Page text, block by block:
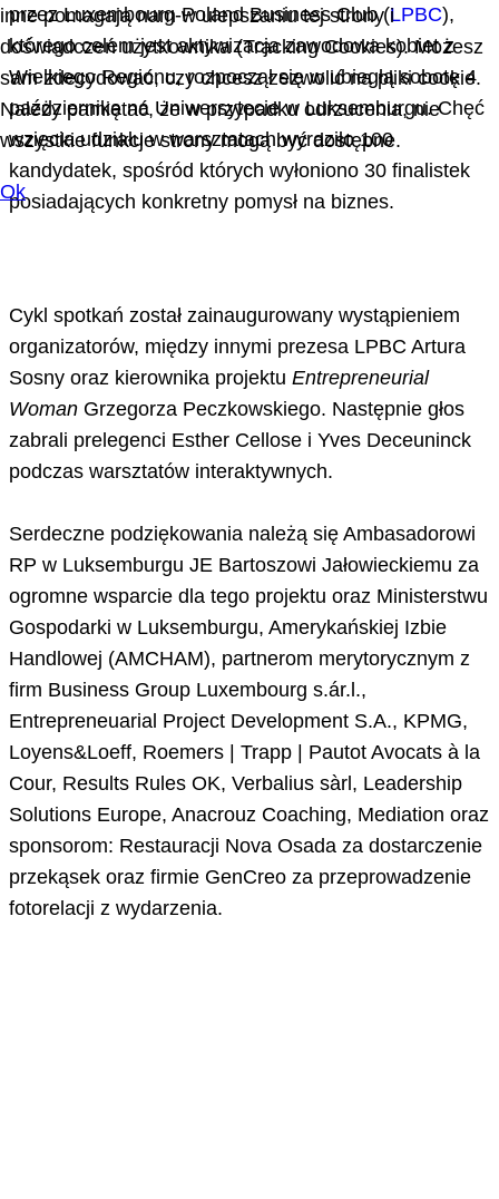
przez Luxembourg-Poland Business Club (LPBC),
którego celem jest aktywizacja zawodowa kobiet z
Wielkiego Regionu, rozpoczął się w ubiegłą sobotę 4
października na Uniwersytecie w Luksemburgu. Chęć
wzięcia udziału w warsztatach wyraziło 100
kandydatek, spośród których wyłoniono 30 finalistek
posiadających konkretny pomysł na biznes.
Cykl spotkań został zainaugurowany wystąpieniem
organizatorów, między innymi prezesa LPBC Artura
Sosny oraz kierownika projektu Entrepreneurial
Woman Grzegorza Peczkowskiego. Następnie głos
zabrali prelegenci Esther Cellose i Yves Deceuninck
podczas warsztatów interaktywnych.
Serdeczne podziękowania należą się Ambasadorowi
RP w Luksemburgu JE Bartoszowi Jałowieckiemu za
ogromne wsparcie dla tego projektu oraz Ministerstwu
Gospodarki w Luksemburgu, Amerykańskiej Izbie
Handlowej (AMCHAM), partnerom merytorycznym z
firm Business Group Luxembourg s.ár.l.,
Entrepreneuarial Project Development S.A., KPMG,
Loyens&Loeff, Roemers | Trapp | Pautot Avocats à la
Cour, Results Rules OK, Verbalius sàrl, Leadership
Solutions Europe, Anacrouz Coaching, Mediation oraz
sponsorom: Restauracji Nova Osada za dostarczenie
przekąsek oraz firmie GenCreo za przeprowadzenie
fotorelacji z wydarzenia.
inne pomagają nam w ulepszaniu tej strony i
doświadczeń użytkownika (Tracking Cookies). Możesz
sam zdecydować, czy chcesz zezwolić na pliki cookie.
Należy pamiętać, że w przypadku odrzucenia, nie
wszystkie funkcje strony mogą być dostępne.
Ok